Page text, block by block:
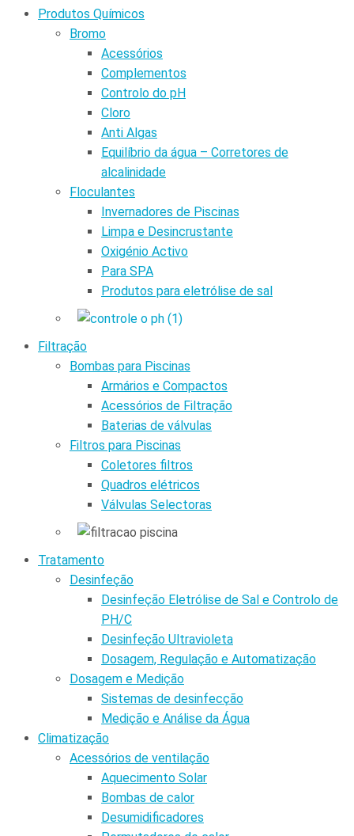
Produtos Químicos
Bromo
Acessórios
Complementos
Controlo do pH
Cloro
Anti Algas
Equilíbrio da água – Corretores de
alcalinidade
Floculantes
Invernadores de Piscinas
Limpa e Desincrustante
Oxigénio Activo
Para SPA
Produtos para eletrólise de sal
Filtração
Bombas para Piscinas
Armários e Compactos
Acessórios de Filtração
Baterias de válvulas
Filtros para Piscinas
Coletores filtros
Quadros elétricos
Válvulas Selectoras
Tratamento
Desinfeção
Desinfeção Eletrólise de Sal e Controlo de
PH/C
Desinfeção Ultravioleta
Dosagem, Regulação e Automatização
Dosagem e Medição
Sistemas de desinfecção
Medição e Análise da Água
Climatização
Acessórios de ventilação
Aquecimento Solar
Bombas de calor
Desumidificadores